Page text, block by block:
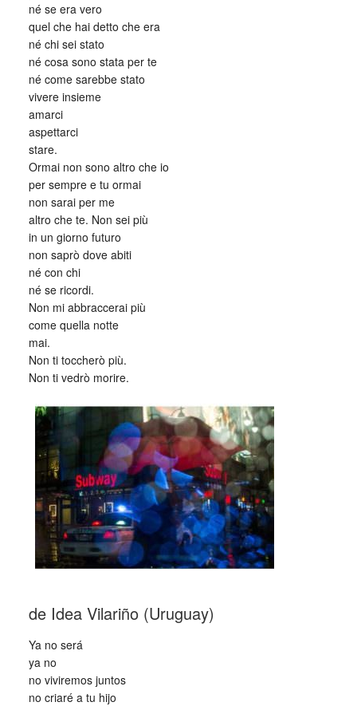
né se era vero
quel che hai detto che era
né chi sei stato
né cosa sono stata per te
né come sarebbe stato
vivere insieme
amarci
aspettarci
stare.
Ormai non sono altro che io
per sempre e tu ormai
non sarai per me
altro che te. Non sei più
in un giorno futuro
non saprò dove abiti
né con chi
né se ricordi.
Non mi abbraccerai più
come quella notte
mai.
Non ti toccherò più.
Non ti vedrò morire.
de Idea Vilariño (Uruguay)
Ya no será
ya no
no viviremos juntos
no criaré a tu hijo